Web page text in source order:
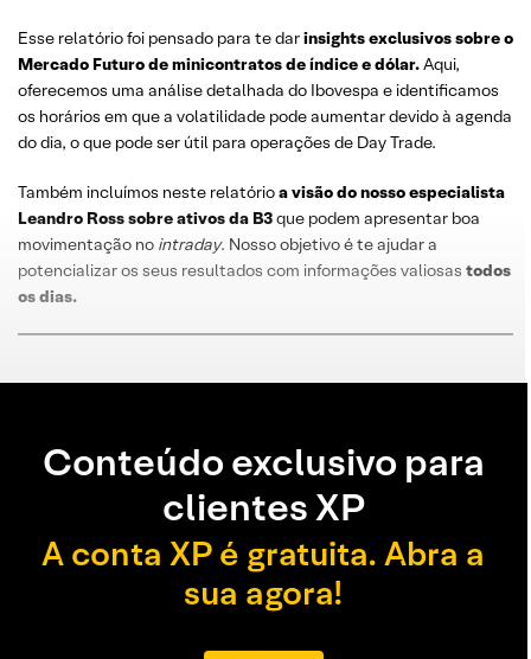
Esse relatório foi pensado para te darinsights exclusivos sobre o
Mercado Futurode minicontratos de índice e dólar.Aqui,
oferecemos uma análise detalhada do Ibovespa e identificamos
os horários em que a volatilidade pode aumentar devido à agenda
do dia, o que pode ser útil para operações de Day Trade.
Também incluímos neste relatórioa visão do nosso especialista
Leandro Rosssobreativos da B3que podem apresentar boa
movimentação no intraday. Nosso objetivo é te ajudar a
potencializar os seus resultados com informações valiosas todos
os dias.
Conteúdo exclusivo para
clientes XP
A conta XP é gratuita. Abra a
sua agora!